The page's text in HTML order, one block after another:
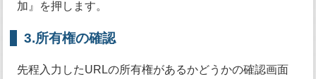
加』を押します。
3.所有権の確認
先程入力したURLの所有権があるかどうかの確認画面